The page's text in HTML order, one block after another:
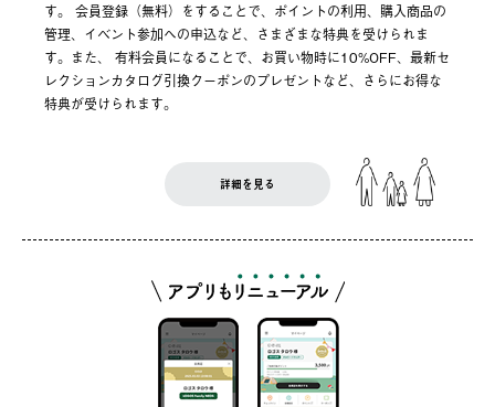
す。 会員登録（無料）をすることで、ポイントの利用、購入商品の
管理、イベント参加への申込など、さまざまな特典を受けられま
す。また、 有料会員になることで、お買い物時に10%OFF、最新セ
レクションカタログ引換クーポンのプレゼントなど、さらにお得な
特典が受けられます。
詳細を見る